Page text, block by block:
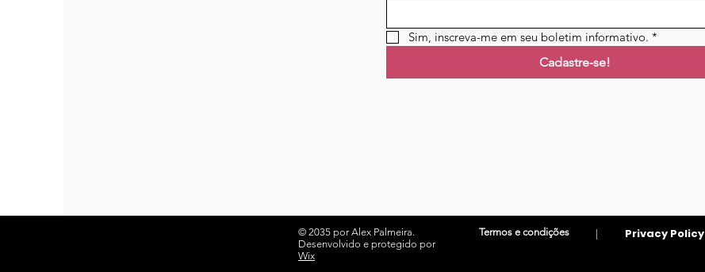
Sim, inscreva-me em seu boletim informativo. *
Cadastre-se!
© 2035 por Alex Palmeira.
Desenvolvido e protegido por
Wix
Termos e condições | Privacy Policy